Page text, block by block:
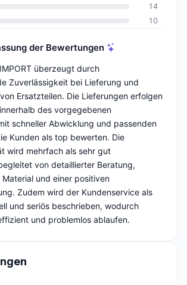
14
10
der Bewertungen
überzeugt durch
Zuverlässigkeit bei Lieferung und
Ersatzteilen. Die Lieferungen erfolgen
des vorgegebenen
schneller Abwicklung und passenden
Kunden als top bewerten. Die
wird mehrfach als sehr gut
von detaillierter Beratung,
und einer positiven
Zudem wird der Kundenservice als
und seriös beschrieben, wodurch
und problemlos ablaufen.